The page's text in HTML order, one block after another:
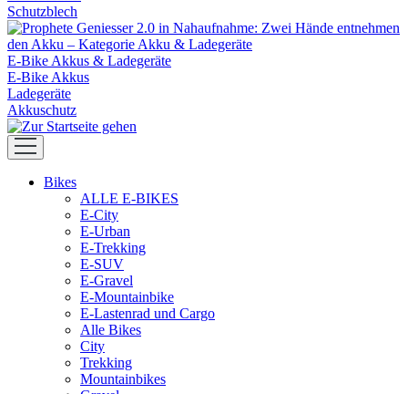
Schutzblech
E-Bike Akkus & Ladegeräte
E-Bike Akkus
Ladegeräte
Akkuschutz
Bikes
ALLE E-BIKES
E-City
E-Urban
E-Trekking
E-SUV
E-Gravel
E-Mountainbike
E-Lastenrad und Cargo
Alle Bikes
City
Trekking
Mountainbikes